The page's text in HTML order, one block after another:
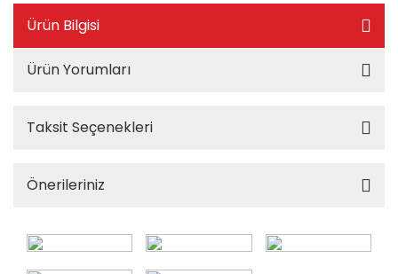
Ürün Bilgisi
Ürün Yorumları
Taksit Seçenekleri
Önerileriniz